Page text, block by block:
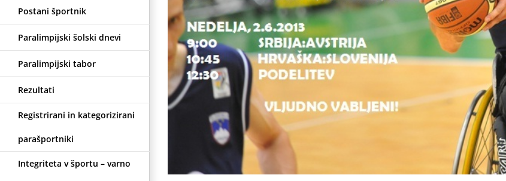
Postani športnik
Paralimpijski šolski dnevi
Paralimpijski tabor
Rezultati
Registrirani in kategorizirani
parašportniki
Integriteta v športu – varno